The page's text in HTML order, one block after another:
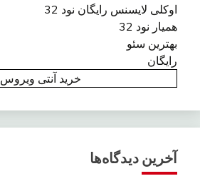
اوکلی لایسنس رایگان نود 32
همیار نود 32
بهترین سئو
رایگان
خرید آنتی ویروس
آخرین دیدگاه‌ها